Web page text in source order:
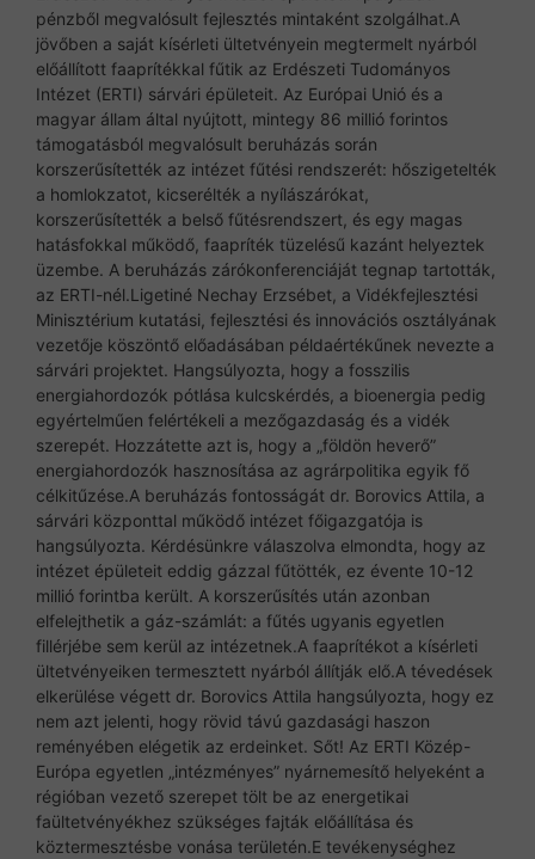
pénzből megvalósult fejlesztés mintaként szolgálhat.A
jövőben a saját kísérleti ültetvényein megtermelt nyárból
előállított faaprítékkal fűtik az Erdészeti Tudományos
Intézet (ERTI) sárvári épületeit. Az Európai Unió és a
magyar állam által nyújtott, mintegy 86 millió forintos
támogatásból megvalósult beruházás során
korszerűsítették az intézet fűtési rendszerét: hőszigetelték
a homlokzatot, kicserélték a nyílászárókat,
korszerűsítették a belső fűtésrendszert, és egy magas
hatásfokkal működő, faapríték tüzelésű kazánt helyeztek
üzembe. A beruházás zárókonferenciáját tegnap tartották,
az ERTI-nél.Ligetiné Nechay Erzsébet, a Vidékfejlesztési
Minisztérium kutatási, fejlesztési és innovációs osztályának
vezetője köszöntő előadásában példaértékűnek nevezte a
sárvári projektet. Hangsúlyozta, hogy a fosszilis
energiahordozók pótlása kulcskérdés, a bioenergia pedig
egyértelműen felértékeli a mezőgazdaság és a vidék
szerepét. Hozzátette azt is, hogy a „földön heverő”
energiahordozók hasznosítása az agrárpolitika egyik fő
célkitűzése.A beruházás fontosságát dr. Borovics Attila, a
sárvári központtal működő intézet főigazgatója is
hangsúlyozta. Kérdésünkre válaszolva elmondta, hogy az
intézet épületeit eddig gázzal fűtötték, ez évente 10-12
millió forintba került. A korszerűsítés után azonban
elfelejthetik a gáz-számlát: a fűtés ugyanis egyetlen
fillérjébe sem kerül az intézetnek.A faaprítékot a kísérleti
ültetvényeiken termesztett nyárból állítják elő.A tévedések
elkerülése végett dr. Borovics Attila hangsúlyozta, hogy ez
nem azt jelenti, hogy rövid távú gazdasági haszon
reményében elégetik az erdeinket. Sőt! Az ERTI Közép-
Európa egyetlen „intézményes” nyárnemesítő helyeként a
régióban vezető szerepet tölt be az energetikai
faültetvényékhez szükséges fajták előállítása és
köztermesztésbe vonása területén.E tevékenységhez